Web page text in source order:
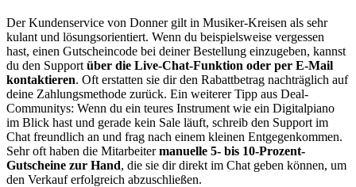
Der Kundenservice von Donner gilt in Musiker-Kreisen als sehr
kulant und lösungsorientiert. Wenn du beispielsweise vergessen
hast, einen Gutscheincode bei deiner Bestellung einzugeben, kannst
du den Support über die Live-Chat-Funktion oder per E-Mail
kontaktieren. Oft erstatten sie dir den Rabattbetrag nachträglich auf
deine Zahlungsmethode zurück. Ein weiterer Tipp aus Deal-
Communitys: Wenn du ein teures Instrument wie ein Digitalpiano
im Blick hast und gerade kein Sale läuft, schreib den Support im
Chat freundlich an und frag nach einem kleinen Entgegenkommen.
Sehr oft haben die Mitarbeitermanuelle 5- bis 10-Prozent-
Gutscheine zur Hand, die sie dir direkt im Chat geben können, um
den Verkauf erfolgreich abzuschließen.